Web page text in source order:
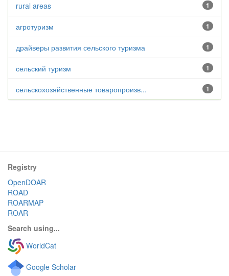
1
rural areas
1
агротуризм
1
драйверы развития сельского туризма
1
сельский туризм
1
сельскохозяйственные товаропроизв...
Registry
OpenDOAR
ROAD
ROARMAP
ROAR
Search using...
WorldCat
Google Scholar